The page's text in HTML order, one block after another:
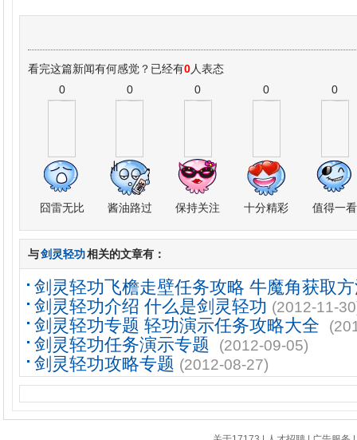
看完这篇新闻有何感觉？已经有0人表态
0
囧雷无比
0
酱油路过
0
保持关注
0
十分精彩
0
值得一看
与剑灵轻功相关的文章有：
剑灵轻功飞檐走壁任务攻略 牛魔角获取
剑灵轻功介绍 什么是剑灵轻功 (2012-11-
剑灵轻功专题 轻功演示任务攻略大全
剑灵轻功任务演示专题 (2012-09-05)
剑灵轻功攻略专题 (2012-08-27)